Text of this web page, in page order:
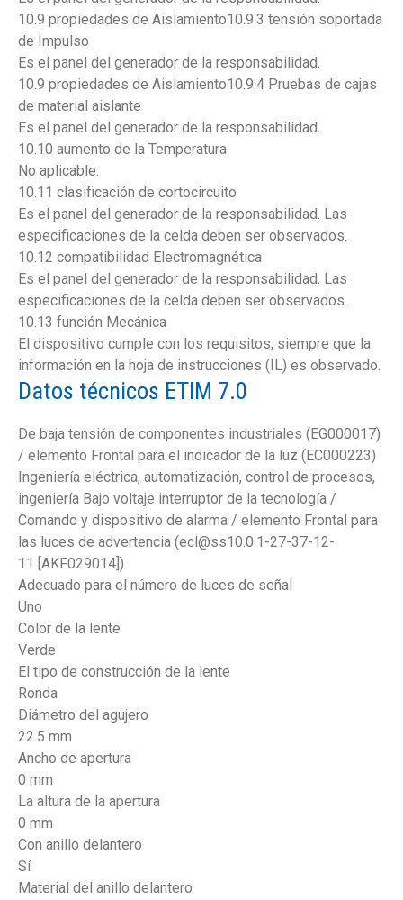
10.9 propiedades de Aislamiento10.9.3 tensión soportada
de Impulso
Es el panel del generador de la responsabilidad.
10.9 propiedades de Aislamiento10.9.4 Pruebas de cajas
de material aislante
Es el panel del generador de la responsabilidad.
10.10 aumento de la Temperatura
No aplicable.
10.11 clasificación de cortocircuito
Es el panel del generador de la responsabilidad. Las
especificaciones de la celda deben ser observados.
10.12 compatibilidad Electromagnética
Es el panel del generador de la responsabilidad. Las
especificaciones de la celda deben ser observados.
10.13 función Mecánica
El dispositivo cumple con los requisitos, siempre que la
información en la hoja de instrucciones (IL) es observado.
Datos técnicos ETIM 7.0
De baja tensión de componentes industriales (EG000017)
/ elemento Frontal para el indicador de la luz (EC000223)
Ingeniería eléctrica, automatización, control de procesos,
ingeniería Bajo voltaje interruptor de la tecnología /
Comando y dispositivo de alarma / elemento Frontal para
las luces de advertencia (ecl@ss10.0.1-27-37-12-
11 [AKF029014])
Adecuado para el número de luces de señal
Uno
Color de la lente
Verde
El tipo de construcción de la lente
Ronda
Diámetro del agujero
22.5 mm
Ancho de apertura
0 mm
La altura de la apertura
0 mm
Con anillo delantero
Sí
Material del anillo delantero